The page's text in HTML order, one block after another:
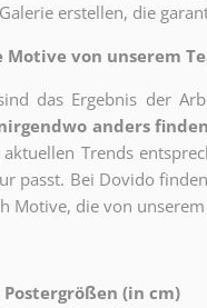
erstellen, die
Motive von unserem
das Ergebnis der
anders
Trends
passt. Bei Dovido
Motive, die von
(in cm)